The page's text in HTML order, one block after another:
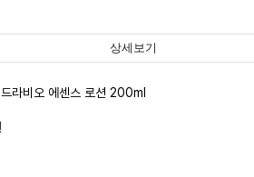
상세보기
라비오 에센스 로션 200ml